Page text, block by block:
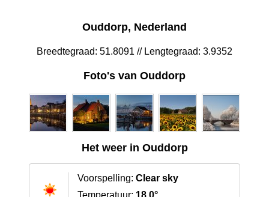
Ouddorp, Nederland
Breedtegraad: 51.8091 // Lengtegraad: 3.9352
Foto's van Ouddorp
Het weer in Ouddorp
Voorspelling: Clear sky